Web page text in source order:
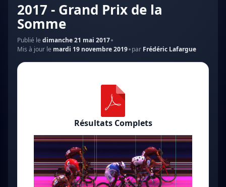
2017 - Grand Prix de la
Somme
Publié le dimanche 21 mai 2017
Mis à jour le mardi 19 novembre 2019 par Frédéric Lafargue
Résultats Complets